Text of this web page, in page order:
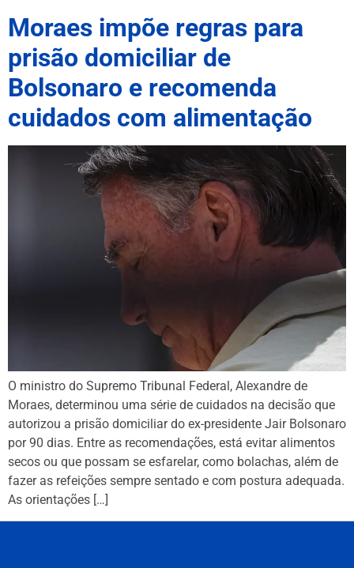
Moraes impõe regras para
prisão domiciliar de
Bolsonaro e recomenda
cuidados com alimentação
O ministro do Supremo Tribunal Federal, Alexandre de
Moraes, determinou uma série de cuidados na decisão que
autorizou a prisão domiciliar do ex-presidente Jair Bolsonaro
por 90 dias. Entre as recomendações, está evitar alimentos
secos ou que possam se esfarelar, como bolachas, além de
fazer as refeições sempre sentado e com postura adequada.
As orientações […]